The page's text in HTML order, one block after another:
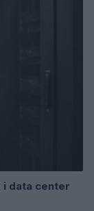
i data center